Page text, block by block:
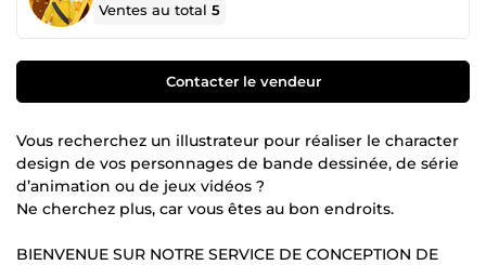
Ventes au total5
Contacter le vendeur
Vous recherchez un illustrateur pour réaliser le character
design de vos personnages de bande dessinée, de série
d’animation ou de jeux vidéos ?
Ne cherchez plus, car vous êtes au bon endroits.
BIENVENUE SUR NOTRE SERVICE DE CONCEPTION DE